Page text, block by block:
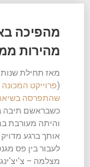
מהפיכה
מהירות
(פרוייקט המכונה
שהתפרסה בשיאה על כ- 300 עמדות
כשבראשם תיבה
אותך ברגע
לעבור בין פס
מצלמה –